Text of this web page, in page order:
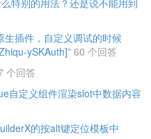
特别的用法？还是说不能用到
插件，自定义调试的时候
ySKAuth]” 60 个回答
个回答
自定义组件渲染slot中数据内容
的按alt键定位模板中